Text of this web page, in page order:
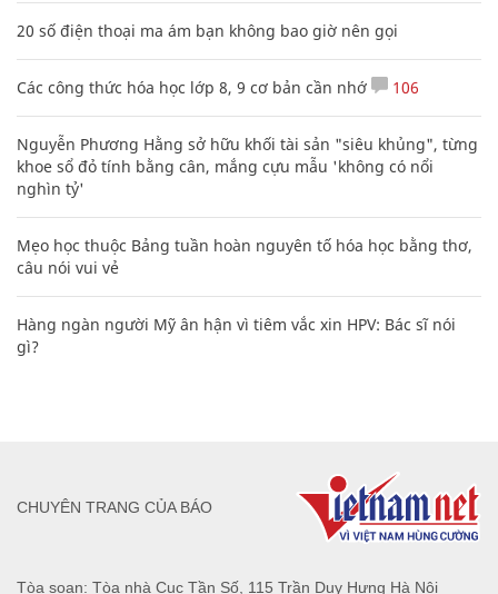
20 số điện thoại ma ám bạn không bao giờ nên gọi
Các công thức hóa học lớp 8, 9 cơ bản cần nhớ 106
Nguyễn Phương Hằng sở hữu khối tài sản "siêu khủng", từng
khoe sổ đỏ tính bằng cân, mắng cựu mẫu 'không có nổi
nghìn tỷ'
Mẹo học thuộc Bảng tuần hoàn nguyên tố hóa học bằng thơ,
câu nói vui vẻ
Hàng ngàn người Mỹ ân hận vì tiêm vắc xin HPV: Bác sĩ nói
gì?
Tòa soạn: Tòa nhà Cục Tần Số, 115 Trần Duy Hưng Hà Nội
CHUYÊN TRANG CỦA BÁO